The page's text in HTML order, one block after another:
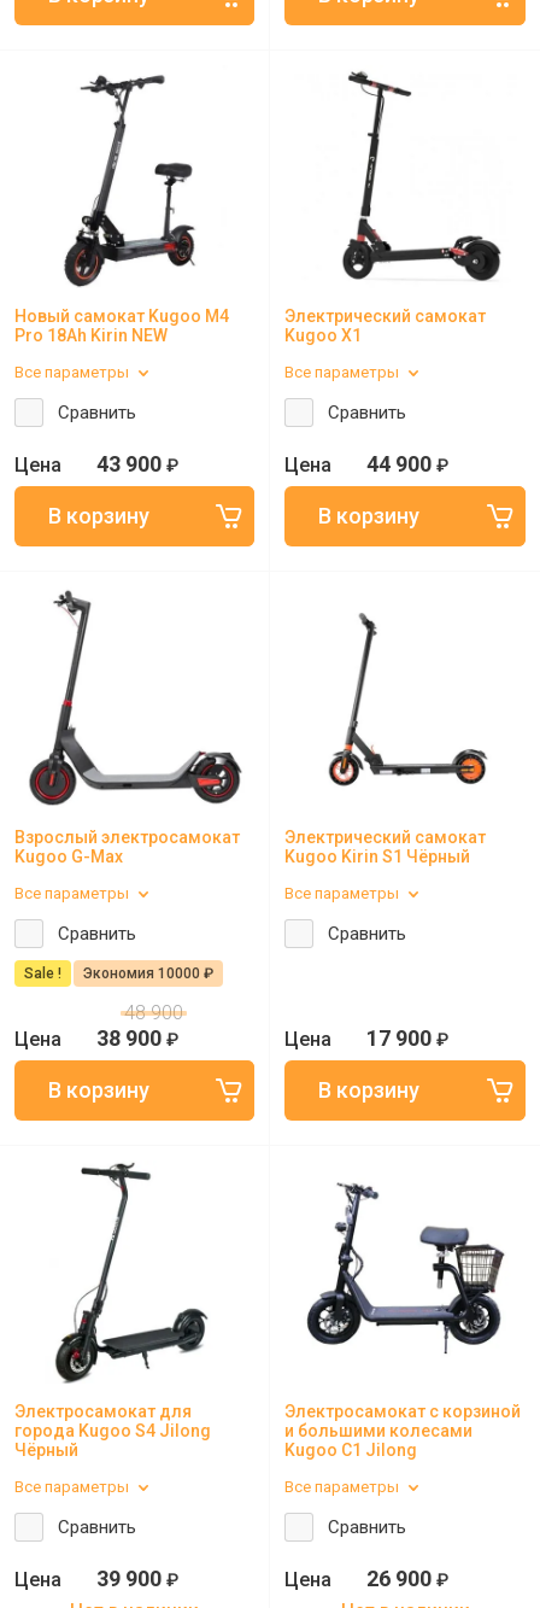
Новый самокат Kugoo M4
Pro 18Ah Kirin NEW
Все параметры
Сравнить
43 900 ₽
Электрический самокат
Kugoo X1
Все параметры
Сравнить
44 900 ₽
Взрослый электросамокат
Kugoo G-Max
Все параметры
Сравнить
Sale ! Экономия 10000 ₽
48 900
38 900 ₽
Электрический самокат
Kugoo Kirin S1 Чёрный
Все параметры
Сравнить
17 900 ₽
Электросамокат для
города Kugoo S4 Jilong
Чёрный
Все параметры
Сравнить
39 900 ₽
Электросамокат с корзиной
и большими колесами
Kugoo C1 Jilong
Все параметры
Сравнить
26 900 ₽